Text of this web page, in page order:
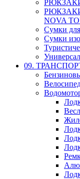
NOVA
Сумки
Сумки
09.